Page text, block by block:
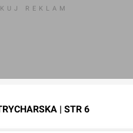
REKLAM
| STR 6